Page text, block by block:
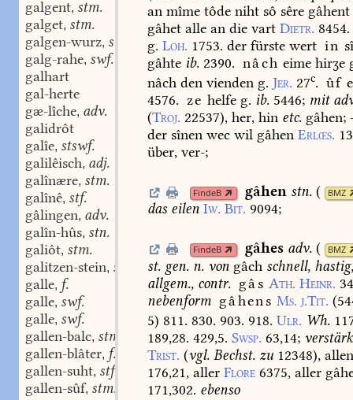
galgent, stm.
galget, stm.
galgen-wurz, stf.
galg-rahe, swf.
galhart
gal-herte
gæ-lîche, adv.
galidrôt
galîe, stswf.
galilêisch, adj.
galînære, stm.
galînê, stf.
gâlingen, adv.
galîn-hûs, stn.
galiôt, stm.
galitzen-stein, stm.
galle, f.
galle, swf.
galle, swf.
gallen-balc, stm.
gallen-blâter, f.
gallen-suht, stf.
gallen-sûf, stm.
an mîme tôde niht sô sêre gâhent
gâhet alle an die vart Dietr. 8454.
g. Loh. 1753. der fürste wert in
gâhte ib. 2390. nâch eime hirʒe
nâch den vienden g. Jer. 27c. ûf
4576. ze helfeg. ib. 5446; mit
(Troj. 22537), her, hin etc. gâhen;
der sînen wec wil gâhen Erlœs.
über, ver-;
FindeB gâhen stn. ( BMZ
das eilen Iw. Bit. 9094;
FindeB gâhes adv. ( BMZ
st. gen. n. von gâch schnell,
allgem., contr. gâs Ath. Heinr.
nebenform gâhens Ms. j.Tit.
5) 811. 830. 903. 918. Ulr. Wh.
189,28. 429,5. Swsp. 63,14;
Trist. (vgl. Bechst. zu 12348),
176,21, aller Flore 6375, aller
171,302. ebenso